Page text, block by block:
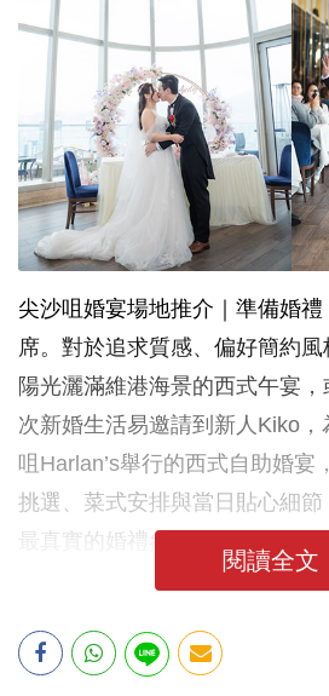
尖沙咀婚宴場地推介｜準備婚
席。對於追求質感、偏好簡約
陽光灑滿維港海景的西式午宴
次新婚生活易邀請到新人Kiko
咀Harlan’s舉行的西式自助婚宴
挑選、菜式安排與當日貼心細
最真實的婚禮參考！
閱讀全文